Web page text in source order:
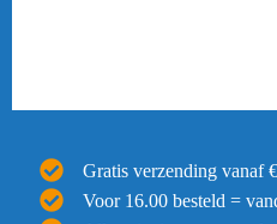
Gratis verzending vanaf
Voor 16.00 besteld =